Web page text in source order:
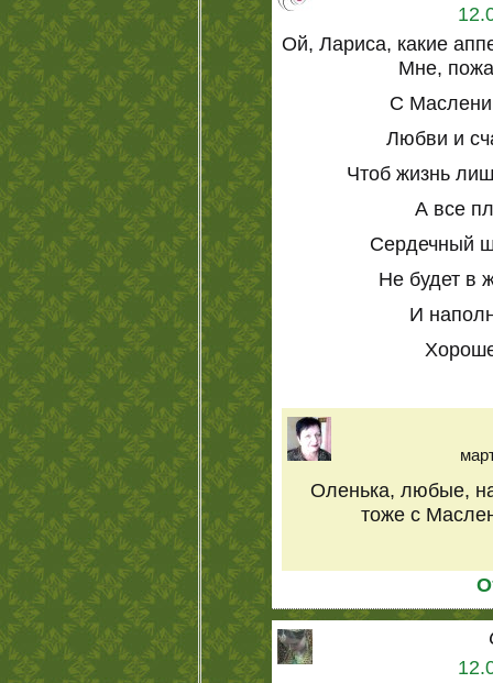
Ой, Лариса, какие
Мне,
С
Любви и
Чтоб жизнь
А все
Сердечный
Не будет в
И
Оленька, любые,
тоже с